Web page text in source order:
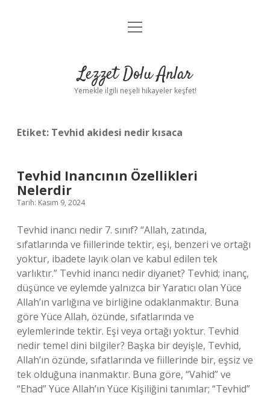
Anasayfa
Yasal Uyarı
menüyü
Lezzet Dolu Anlar
Yemekle ilgili neşeli hikayeler keşfet!
Etiket: Tevhid akidesi nedir kısaca
Tevhid Inancının Özellikleri
Nelerdir
Tarih: Kasım 9, 2024
Tevhid inancı nedir 7. sınıf? “Allah, zatında,
sıfatlarında ve fiillerinde tektir, eşi, benzeri ve ortağı
yoktur, ibadete layık olan ve kabul edilen tek
varlıktır.” Tevhid inancı nedir diyanet? Tevhid; inanç,
düşünce ve eylemde yalnızca bir Yaratıcı olan Yüce
Allah’ın varlığına ve birliğine odaklanmaktır. Buna
göre Yüce Allah, özünde, sıfatlarında ve
eylemlerinde tektir. Eşi veya ortağı yoktur. Tevhid
nedir temel dini bilgiler? Başka bir deyişle, Tevhid,
Allah’ın özünde, sıfatlarında ve fiillerinde bir, eşsiz ve
tek olduğuna inanmaktır. Buna göre, “Vahid” ve
“Ehad” Yüce Allah’ın Yüce Kişiliğini tanımlar; “Tevhid”